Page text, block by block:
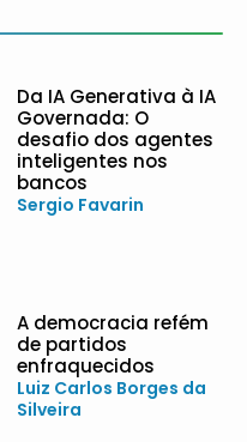
Da IA Generativa à IA
Governada: O
desafio dos agentes
inteligentes nos
bancos
Sergio Favarin
A democracia refém
de partidos
enfraquecidos
Luiz Carlos Borges da
Silveira